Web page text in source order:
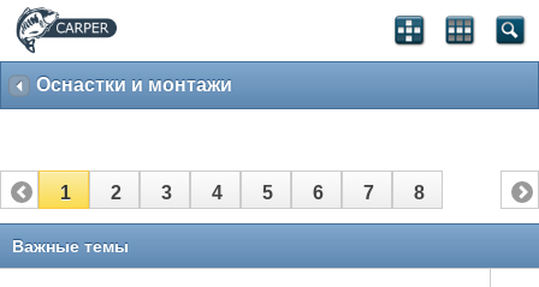
Оснастки и монтажи
1 2 3 4 5 6 7 8
Важные темы